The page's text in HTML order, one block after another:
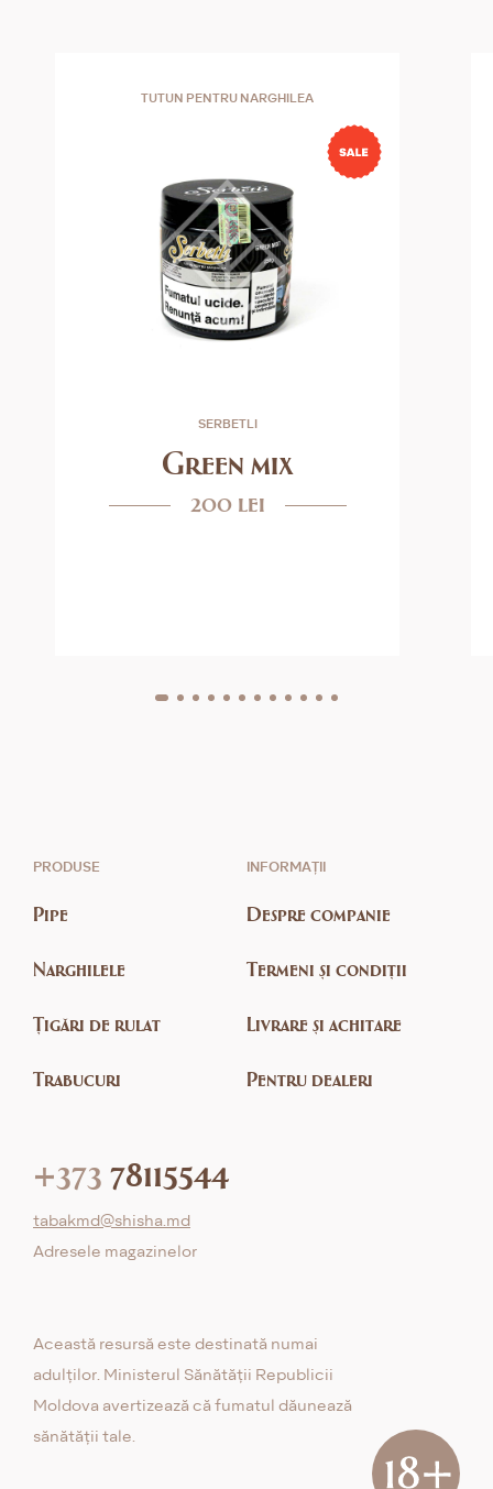
TUTUN PENTRU NARGHILEA
SERBETLI
Green mix
200 lei
PRODUSE
Pipe
Narghilele
Țigări de rulat
Trabucuri
INFORMAȚII
Despre companie
Termeni și condiții
Livrare și achitare
Pentru dealeri
+373 78115544
tabakmd@shisha.md
Adresele magazinelor
Această resursă este destinată numai
adulților. Ministerul Sănătății Republicii
Moldova avertizează că fumatul dăunează
sănătății tale.